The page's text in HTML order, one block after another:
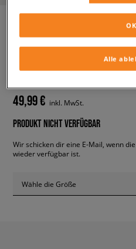
ADIDAS ADIFOM SLTN J
49,99 € inkl. MwSt.
PRODUKT NICHT VERFÜGBAR
Wir schicken dir eine E-Mail, wenn
wieder verfügbar ist.
Wähle die Größe
Alle
OK